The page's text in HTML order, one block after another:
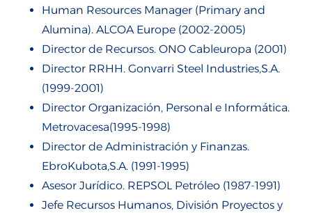
Human Resources Manager (Primary and
Alumina). ALCOA Europe (2002-2005)
Director de Recursos. ONO Cableuropa (2001)
Director RRHH. Gonvarri Steel Industries,S.A.
(1999-2001)
Director Organización, Personal e Informática.
Metrovacesa(1995-1998)
Director de Administración y Finanzas.
EbroKubota,S.A. (1991-1995)
Asesor Jurídico. REPSOL Petróleo (1987-1991)
Jefe Recursos Humanos, División Proyectos y